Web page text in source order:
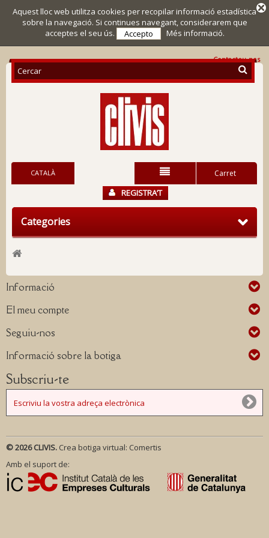
Contacteu-nos
Carret
CATALÀ
REGISTRA’T
Categories
Informació
El meu compte
Seguiu-nos
Informació sobre la botiga
Subscriu-te
Aquest lloc web utilitza cookies per recopilar informació estadística
sobre la navegació. Si continues navegant, considerarem que
acceptes el seu ús.
Accepto Més informació.
© 2026 CLIVIS. Crea botiga virtual: Comertis
Amb el suport de: